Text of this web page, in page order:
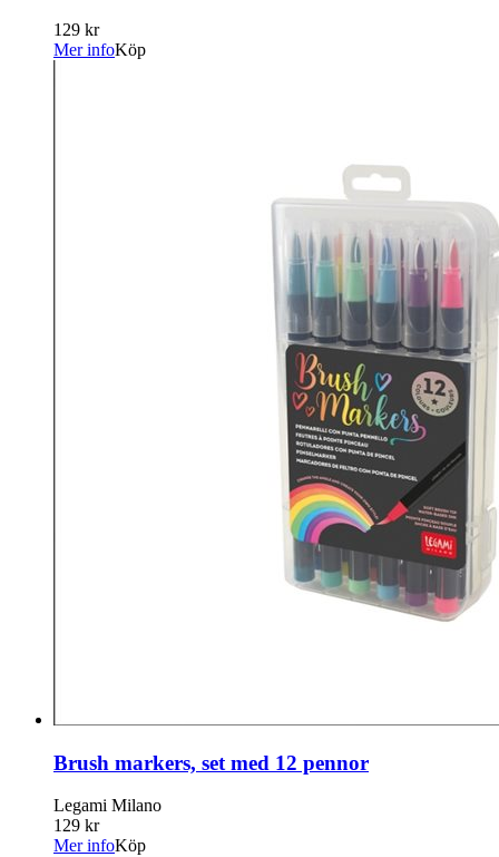
129 kr
Mer infoKöp
Brush markers, set med 12 pennor
Legami Milano
129 kr
Mer infoKöp